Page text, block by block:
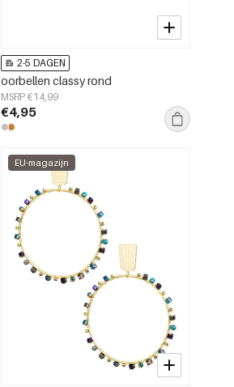
2-5 DAGEN
oorbellen classy rond
MSRP €14,99
€4,95
EU-magazijn